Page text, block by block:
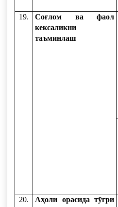
19.
Соғлом ва фаол
кексаликни
таъминлаш
20.
Аҳоли орасида тўғри